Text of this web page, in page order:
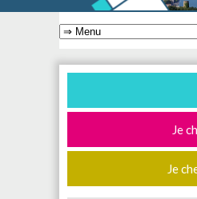
Je
Je